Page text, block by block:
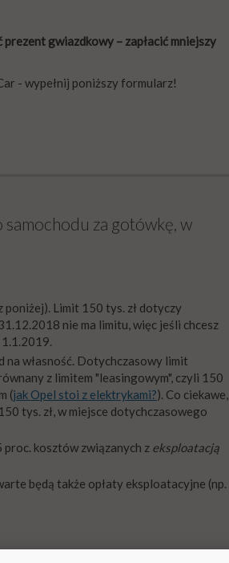
gwiazdkowy – zapłacić mniejszy
- wypełnij poniższy formularz!
za gotówkę, w
Limit 150 tys. zł dotyczy
nie ma limitu, więc jeśli chcesz
na własność. Dotychczasowy limit
z limitem "leasingowym", czyli 150
(jak Opel stoi z elektrykami?). Co ciekawe,
tys. zł, w miejsce dotychczasowego
proc. kosztów związanych z eksploatacją
będą także opłaty eksploatacyjne (np.
się limit amortyzacji z ok. 86 tys. zł do